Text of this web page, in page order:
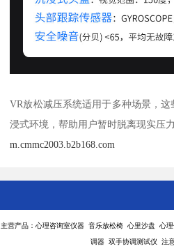
VR放松减压系统适用于多种场景，
浸式环境，帮助用户暂时脱离现实压
m.cmmc2003.b2b168.com
主营产品：心理咨询室仪器 音乐放松椅 心里沙盘 心
调器 双手协调测试仪 注